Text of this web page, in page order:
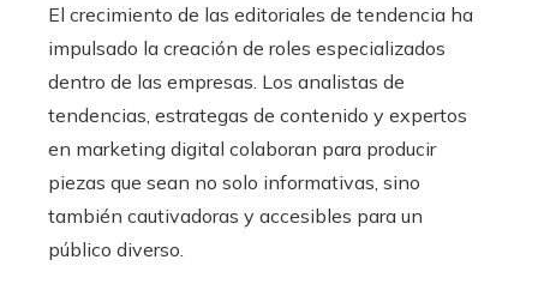
El crecimiento de las editoriales de tendencia ha
impulsado la creación de roles especializados
dentro de las empresas. Los analistas de
tendencias, estrategas de contenido y expertos
en marketing digital colaboran para producir
piezas que sean no solo informativas, sino
también cautivadoras y accesibles para un
público diverso.